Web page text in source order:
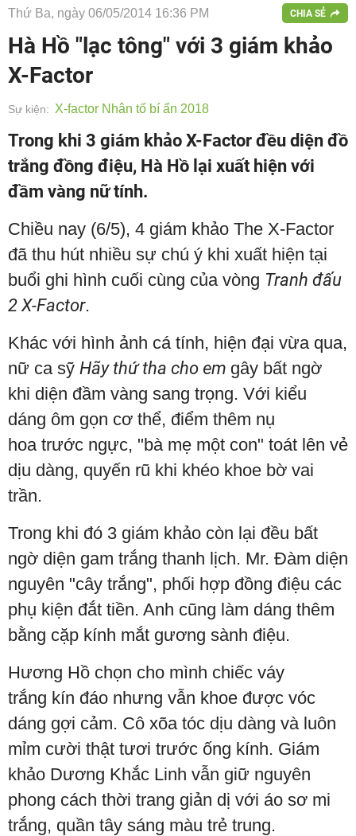
Thứ Ba, ngày 06/05/2014 16:36 PM CHIA SẺ
Hà Hồ "lạc tông" với 3 giám khảo
X-Factor
Sự kiện: X-factor Nhân tố bí ẩn 2018
Trong khi 3 giám khảo X-Factor đều diện đồ
trắng đồng điệu, Hà Hồ lại xuất hiện với
đầm vàng nữ tính.
Chiều nay (6/5), 4 giám khảo The X-Factor
đã thu hút nhiều sự chú ý khi xuất hiện tại
buổi ghi hình cuối cùng của vòng Tranh đấu
2 X-Factor.
Khác với hình ảnh cá tính, hiện đại vừa qua,
nữ ca sỹ Hãy thứ tha cho em gây bất ngờ
khi diện đầm vàng sang trọng. Với kiểu
dáng ôm gọn cơ thể, điểm thêm nụ
hoa trước ngực, "bà mẹ một con" toát lên vẻ
dịu dàng, quyến rũ khi khéo khoe bờ vai
trần.
Trong khi đó 3 giám khảo còn lại đều bất
ngờ diện gam trắng thanh lịch. Mr. Đàm diện
nguyên "cây trắng", phối hợp đồng điệu các
phụ kiện đắt tiền. Anh cũng làm dáng thêm
bằng cặp kính mắt gương sành điệu.
Hương Hồ chọn cho mình chiếc váy
trắng kín đáo nhưng vẫn khoe được vóc
dáng gợi cảm. Cô xõa tóc dịu dàng và luôn
mỉm cười thật tươi trước ống kính. Giám
khảo Dương Khắc Linh vẫn giữ nguyên
phong cách thời trang giản dị với áo sơ mi
trắng, quần tây sáng màu trẻ trung.